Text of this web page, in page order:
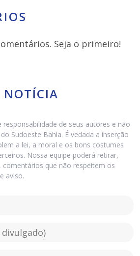
Seja o primeiro!
NOTÍCIA
de seus autores e não
Sudoeste Bahia. É vedada a inserção
a lei, a moral e os bons costumes
Nossa equipe poderá retirar,
comentários que não respeitem os
aviso.